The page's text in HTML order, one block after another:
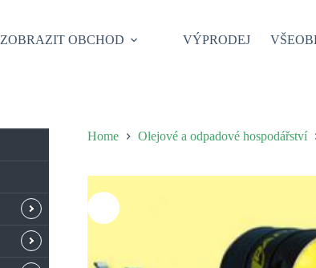
ZOBRAZIT OBCHOD VÝPRODEJ
Home Olejové a odpadové hospodářství